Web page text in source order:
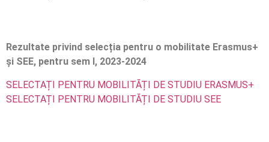
Rezultate privind selecția pentru o mobilitate Erasmus+
și SEE, pentru sem I, 2023-2024
SELECTAȚI PENTRU MOBILITĂȚI DE STUDIU ERASMUS+
SELECTAȚI PENTRU MOBILITĂȚI DE STUDIU SEE